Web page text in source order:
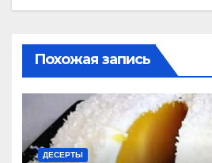
Похожая запись
ДЕСЕРТЫ